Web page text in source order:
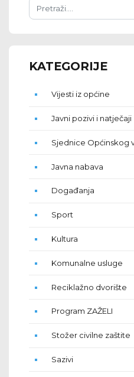
KATEGORIJE
Vijesti iz općine
Javni pozivi i natječaji
Sjednice Općinskog
Javna nabava
Događanja
Sport
Kultura
Komunalne usluge
Reciklažno dvorište
Program ZAŽELI
Stožer civilne zaštite
Sazivi